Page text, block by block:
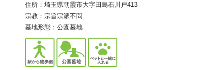
住所： 埼玉県朝霞市大字田島石川戸413
宗教： 宗旨宗派不問
墓地形態： 公園墓地